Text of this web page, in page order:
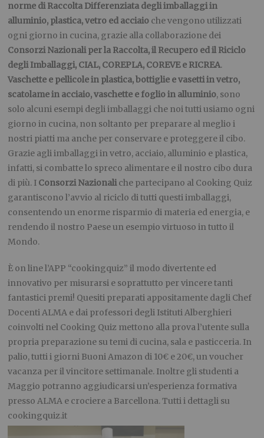
norme di Raccolta Differenziata degli imballaggi in
alluminio, plastica, vetro ed acciaio che vengono utilizzati
ogni giorno in cucina, grazie alla collaborazione dei
Consorzi Nazionali per la Raccolta, il Recupero ed il Riciclo
degli Imballaggi, CIAL, COREPLA, COREVE e RICREA.
Vaschette e pellicole in plastica, bottiglie e vasetti in vetro,
scatolame in acciaio, vaschette e foglio in alluminio, sono
solo alcuni esempi degli imballaggi che noi tutti usiamo ogni
giorno in cucina, non soltanto per preparare al meglio i
nostri piatti ma anche per conservare e proteggere il cibo.
Grazie agli imballaggi in vetro, acciaio, alluminio e plastica,
infatti, si combatte lo spreco alimentare e il nostro cibo dura
di più. I Consorzi Nazionaliche partecipano al Cooking Quiz
garantiscono l’avvio al riciclo di tutti questi imballaggi,
consentendo un enorme risparmio di materia ed energia, e
rendendo il nostro Paese un esempio virtuoso in tutto il
Mondo.
È on line l’APP “cookingquiz” il modo divertente ed
innovativo per misurarsi e soprattutto per vincere tanti
fantastici premi! Quesiti preparati appositamente dagli Chef
Docenti ALMA e dai professori degli Istituti Alberghieri
coinvolti nel Cooking Quiz mettono alla prova l’utente sulla
propria preparazione su temi di cucina, sala e pasticceria. In
palio, tutti i giorni Buoni Amazon di 10€ e 20€, un voucher
vacanza per il vincitore settimanale. Inoltre gli studenti a
Maggio potranno aggiudicarsi un’esperienza formativa
presso ALMA e crociere a Barcellona. Tutti i dettagli su
cookingquiz.it